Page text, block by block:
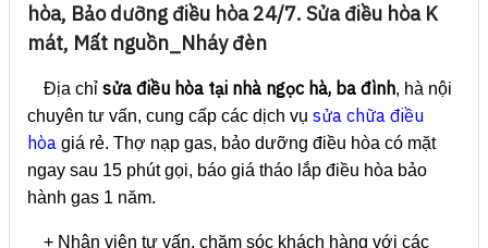
hòa, Bảo dưỡng điều hòa 24/7. Sửa điều hòa K
mát, Mất nguồn_Nháy đèn
Địa chỉ sửa điều hòa tại nhà ngọc hà, ba đình, hà nội
chuyên tư vấn, cung cấp các dịch vụ sửa chữa điều
hòa giá rẻ. Thợ nạp gas, bảo dưỡng điều hòa có mặt
ngay sau 15 phút gọi, báo giá tháo lắp điều hòa bảo
hành gas 1 năm.
+ Nhân viên tư vấn, chăm sóc khách hàng với các